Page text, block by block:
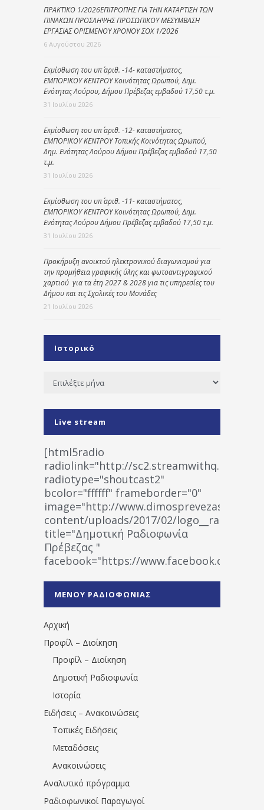
ΠΡΑΚΤΙΚΟ 1/2026ΕΠΙΤΡΟΠΗΣ ΓΙΑ ΤΗΝ ΚΑΤΑΡΤΙΣΗ ΤΩΝ
ΠΙΝΑΚΩΝ ΠΡΟΣΛΗΨΗΣ ΠΡΟΣΩΠΙΚΟΥ ΜΕΣΥΜΒΑΣΗ
ΕΡΓΑΣΙΑΣ ΟΡΙΣΜΕΝΟΥ ΧΡΟΝΟΥ ΣΟΧ 1/2026
6 Αυγούστου 2026
Εκμίσθωση του υπ΄ αριθ. -14- καταστήματος,
ΕΜΠΟΡΙΚΟΥ ΚΕΝΤΡΟΥ Κοινότητας Ωρωπού, Δημ.
Ενότητας Λούρου, Δήμου Πρέβεζας εμβαδού 17,50 τ.μ.
31 Ιουλίου 2026
Εκμίσθωση του υπ΄ αριθ. -12- καταστήματος,
ΕΜΠΟΡΙΚΟΥ ΚΕΝΤΡΟΥ Τοπικής Κοινότητας Ωρωπού,
Δημ. Ενότητας Λούρου Δήμου Πρέβεζας εμβαδού 17,50
τ.μ.
31 Ιουλίου 2026
Εκμίσθωση του υπ΄ αριθ. -11- καταστήματος,
ΕΜΠΟΡΙΚΟΥ ΚΕΝΤΡΟΥ Κοινότητας Ωρωπού, Δημ.
Ενότητας Λούρου Δήμου Πρέβεζας εμβαδού 17,50 τ.μ.
31 Ιουλίου 2026
Προκήρυξη ανοικτού ηλεκτρονικού διαγωνισμού για
την προμήθεια γραφικής ύλης και φωτοαντιγραφικού
χαρτιού για τα έτη 2027 & 2028 για τις υπηρεσίες του
Δήμου και τις Σχολικές του Μονάδες
21 Ιουλίου 2026
Ιστορικό
Ιστορικό
Live stream
[html5radio
radiolink="http://
radiotype="shoutcast2"
bcolor="ffffff" frameborder="0"
image="http://www.dimosprevezas.gr/wp-
content/uploads/2017/02/
title="Δημοτική Ραδιοφωνία
Πρέβεζας "
facebook="https://www.facebook.com/
1531194763766854/" artist="" ]
ΜΕΝΟΥ ΡΑΔΙΟΦΩΝΙΑΣ
Αρχική
Προφίλ – Διοίκηση
Προφίλ – Διοίκηση
Δημοτική Ραδιοφωνία
Ιστορία
Ειδήσεις – Ανακοινώσεις
Τοπικές Ειδήσεις
Μεταδόσεις
Ανακοινώσεις
Αναλυτικό πρόγραμμα
Ραδιοφωνικοί Παραγωγοί